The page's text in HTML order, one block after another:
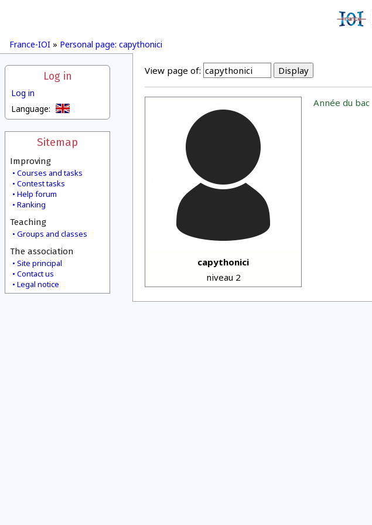
France-IOI » Personal page: capythonici
Log in
Log in
Language:
Sitemap
Improving
Courses and tasks
Contest tasks
Help forum
Ranking
Teaching
Groups and classes
The association
Site principal
Contact us
Legal notice
View page of:
capythonici
niveau 2
Année du bac